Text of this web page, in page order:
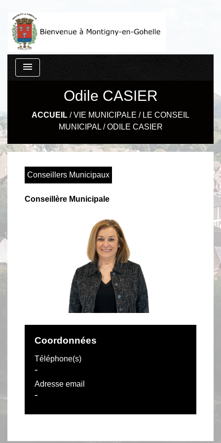
menu
Odile CASIER
ACCUEIL /VIE MUNICIPALE / LE CONSEIL
MUNICIPAL/ODILE CASIER
Conseillers Municipaux
Conseillère Municipale
Coordonnées
Téléphone(s)
-
Adresse email
-